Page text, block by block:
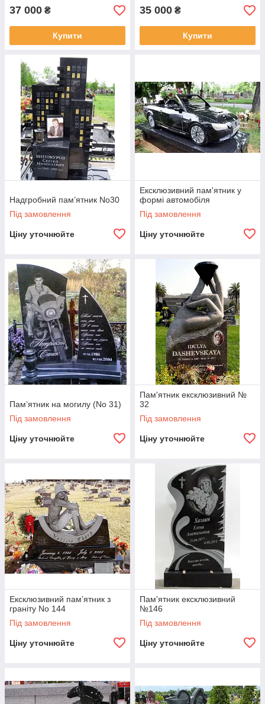
37 000 ₴
Купити
35 000 ₴
Купити
Надгробний пам’ятник No30
Під замовлення
Ціну уточнюйте
Ексклюзивний пам'ятник у
формі автомобіля
Під замовлення
Ціну уточнюйте
Пам’ятник на могилу (No 31)
Під замовлення
Ціну уточнюйте
Пам'ятник ексклюзивний №
32
Під замовлення
Ціну уточнюйте
Ексклюзивний пам’ятник з
граніту No 144
Під замовлення
Ціну уточнюйте
Пам'ятник ексклюзивний
№146
Під замовлення
Ціну уточнюйте